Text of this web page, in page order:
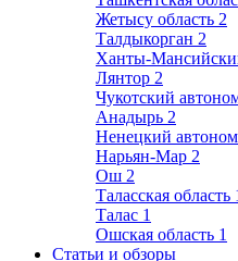
Жетысу область 2
Талдыкорган 2
Ханты-
Лянтор 2
Чукотский
Анадырь 2
Ненецкий
Нарьян-Мар 2
Ош 2
Таласская область
Талас 1
Ошская область 1
Статьи и обзоры